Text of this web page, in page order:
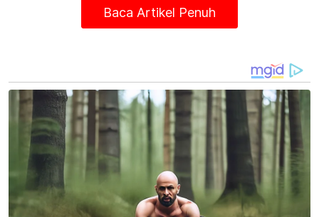
Pelaksanaan Projek Menaik Taraf Padang
Bola Sepak Di Stadium Utama Negeri di
Baca Artikel Penuh